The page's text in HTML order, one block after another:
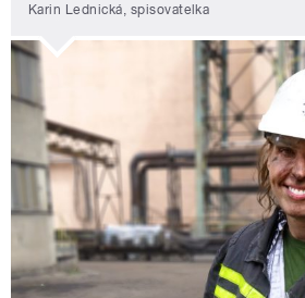
Karin Lednická, spisovatelka